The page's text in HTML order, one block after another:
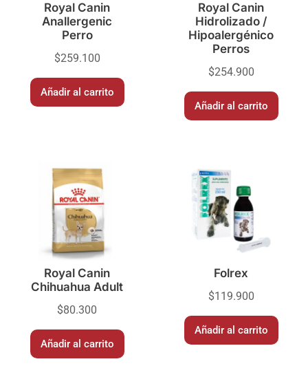
Royal Canin
Anallergenic
Perro
$259.100
Añadir al carrito
Royal Canin
Hidrolizado /
Hipoalergénico
Perros
$254.900
Añadir al carrito
Royal Canin
Chihuahua Adult
$80.300
Añadir al carrito
Folrex
$119.900
Añadir al carrito